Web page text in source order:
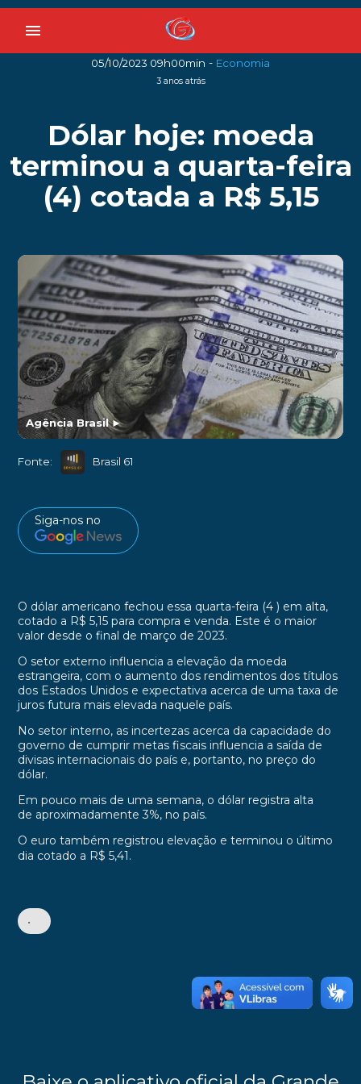
menu
05/10/2023 09h00min - Economia
3 anos atrás
Dólar hoje: moeda
terminou a quarta-feira
(4) cotada a R$ 5,15
Agência Brasil►
Fonte: Brasil 61
Siga-nos no
O dólar americano fechou essa quarta-feira (4 ) em alta,
cotado a R$ 5,15 para compra e venda. Este é o maior
valor desde o final de março de 2023.
O setor externo influencia a elevação da moeda
estrangeira, com o aumento dos rendimentos dos títulos
dos Estados Unidos e expectativa acerca de uma taxa de
juros futura mais elevada naquele país.
No setor interno, as incertezas acerca da capacidade do
governo de cumprir metas fiscais influencia a saída de
divisas internacionais do país e, portanto, no preço do
dólar.
Em pouco mais de uma semana, o dólar registra alta
de aproximadamente 3%, no país.
O euro também registrou elevação e terminou o último
dia cotado a R$ 5,41.
•